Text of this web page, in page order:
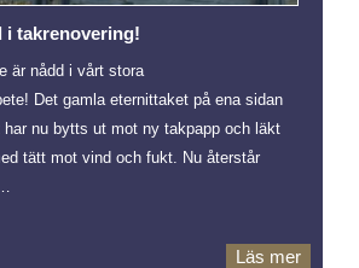
i takrenovering!
är nådd i vårt stora
Det gamla eternittaket på ena sidan
nu bytts ut mot ny takpapp och läkt
tätt mot vind och fukt. Nu återstår
Läs mer